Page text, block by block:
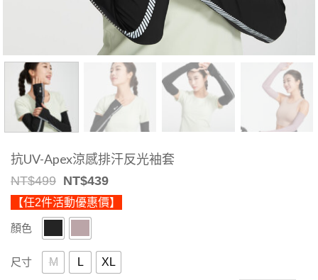
抗UV-Apex涼感排汗反光袖套
NT$499 Original
price
was:
NT$499.
NT$439Current
price
is:
【任2件活動優惠價】
顏色
尺寸 M L XL